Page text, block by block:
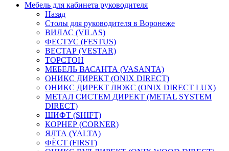
Мебель для кабинета руководителя
Назад
Столы для руководителя в Воронеже
ВИЛАС (VILAS)
ФЕСТУС (FESTUS)
ВЕСТАР (VESTAR)
ТОРСТОН
МЕБЕЛЬ ВАСАНТА (VASANTA)
ОНИКС ДИРЕКТ (ONIX DIRECT)
ОНИКС ДИРЕКТ ЛЮКС (ONIX DIRECT LUX)
МЕТАЛ СИСТЕМ ДИРЕКТ (METAL SYSTEM
DIRECT)
ШИФТ (SHIFT)
КОРНЕР (CORNER)
ЯЛТА (YALTA)
ФЁСТ (FIRST)